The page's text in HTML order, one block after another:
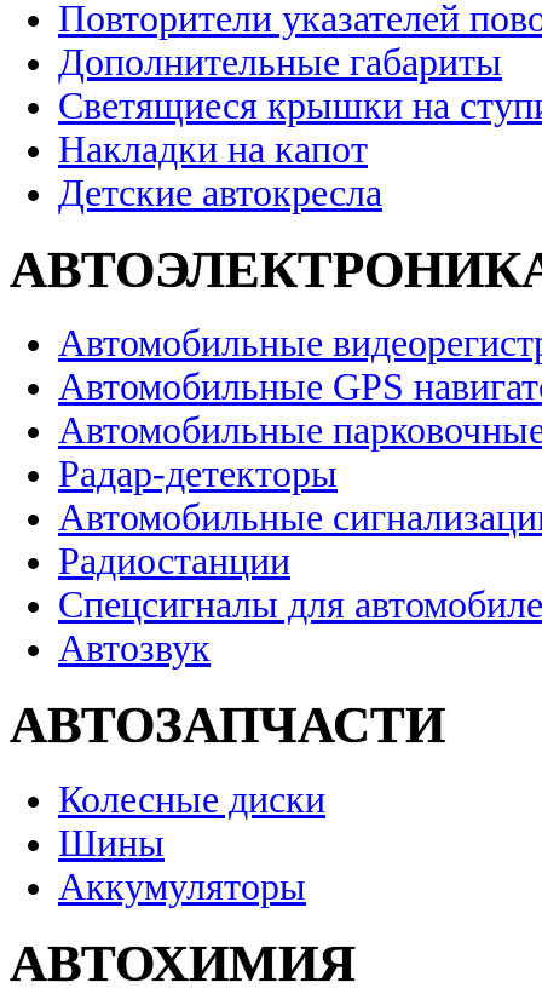
Повторители указателей
Дополнительные габариты
Светящиеся крышки на
Накладки на капот
Детские автокресла
Автомобильные
Автомобильные GPS
Автомобильные
Радар-детекторы
Автомобильные
Радиостанции
Спецсигналы для
Автозвук
АВТОЗАПЧАСТИ
Колесные диски
Шины
Аккумуляторы
АВТОХИМИЯ